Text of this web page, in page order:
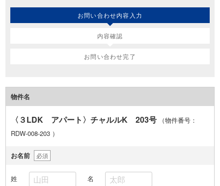
お問い合わせ内容入力
内容確認
お問い合わせ完了
物件名
〈３LDK アパート〉チャルルK 203号
（物件番号：
RDW-008-203 ）
お名前 必須
姓 名